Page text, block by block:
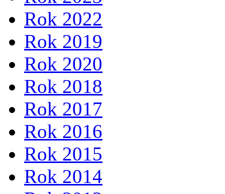
Rok 2022
Rok 2019
Rok 2020
Rok 2018
Rok 2017
Rok 2016
Rok 2015
Rok 2014